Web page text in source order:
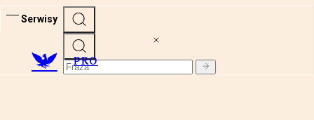
Serwisy
PRO